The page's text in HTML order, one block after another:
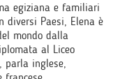
egiziana e familiari
diversi Paesi, Elena è
mondo dalla
al Liceo
parla inglese,